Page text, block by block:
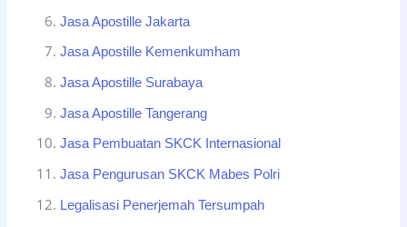
Jasa Apostille Jakarta
Jasa Apostille Kemenkumham
Jasa Apostille Surabaya
Jasa Apostille Tangerang
Jasa Pembuatan SKCK Internasional
Jasa Pengurusan SKCK Mabes Polri
Legalisasi Penerjemah Tersumpah